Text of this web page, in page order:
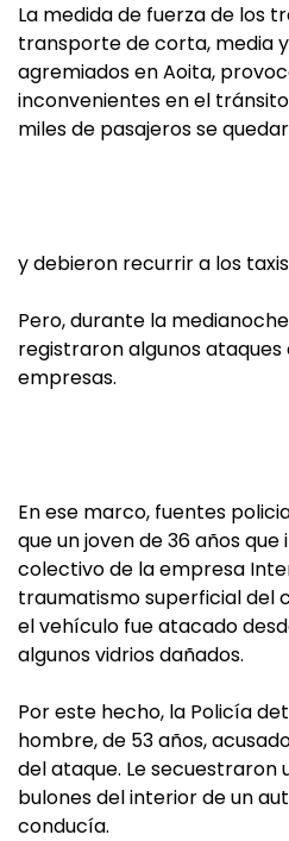
La medida de fuerza de los
transporte de corta, media
agremiados en Aoita,
inconvenientes en el
miles de pasajeros se
y debieron recurrir a los
Pero, durante la
registraron algunos
empresas.
En ese marco, fuentes
que un joven de 36 años
colectivo de la empresa
traumatismo superficial del
el vehículo fue atacado
algunos vidrios dañados.
Por este hecho, la Policía
hombre, de 53 años,
del ataque. Le secuestraron
bulones del interior de un
conducía.